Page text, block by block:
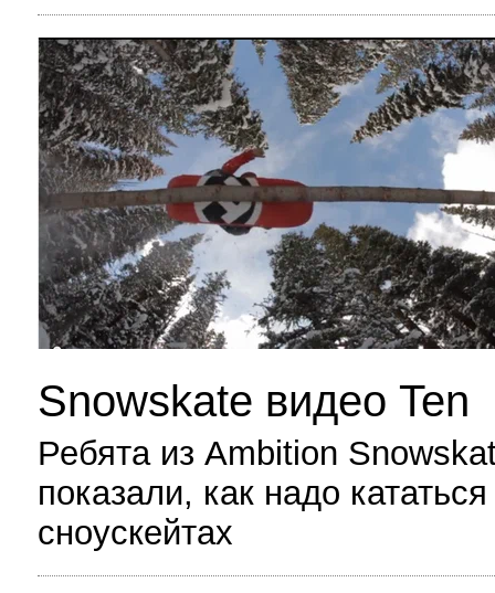
Snowskate видео Ten
Ребята из Ambition
показали, как надо
сноускейтах